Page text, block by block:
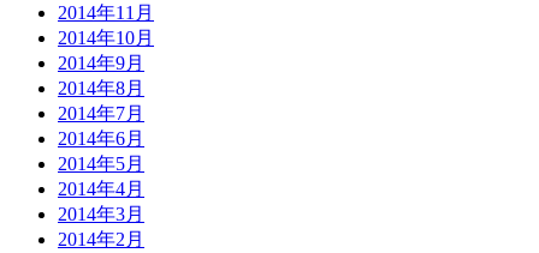
2014年11月
2014年10月
2014年9月
2014年8月
2014年7月
2014年6月
2014年5月
2014年4月
2014年3月
2014年2月